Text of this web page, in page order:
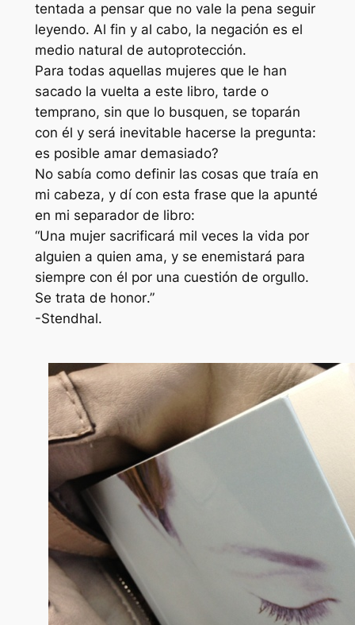
tentada a pensar que no vale la pena seguir
leyendo. Al fin y al cabo, la negación es el
medio natural de autoprotección.
Para todas aquellas mujeres que le han
sacado la vuelta a este libro, tarde o
temprano, sin que lo busquen, se toparán
con él y será inevitable hacerse la pregunta:
es posible amar demasiado?
No sabía como definir las cosas que traía en
mi cabeza, y dí con esta frase que la apunté
en mi separador de libro:
“Una mujer sacrificará mil veces la vida por
alguien a quien ama, y se enemistará para
siempre con él por una cuestión de orgullo.
Se trata de honor.”
-Stendhal.